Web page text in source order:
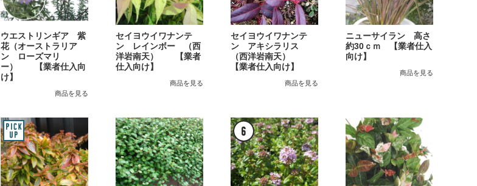
ウエストリンギア 紫
花（オーストラリア
ン ローズマリ
ー） 【業者仕入向
け】
商品を見る
セイヨウイワナンテ
ン レインボー （西
洋岩南天） 【業者
仕入向け】
商品を見る
セイヨウイワナンテ
ン アキシラリス
（西洋岩南天）
【業者仕入向け】
商品を見る
ニューサイラン 高さ
約30ｃｍ 【業者仕入
向け】
商品を見る